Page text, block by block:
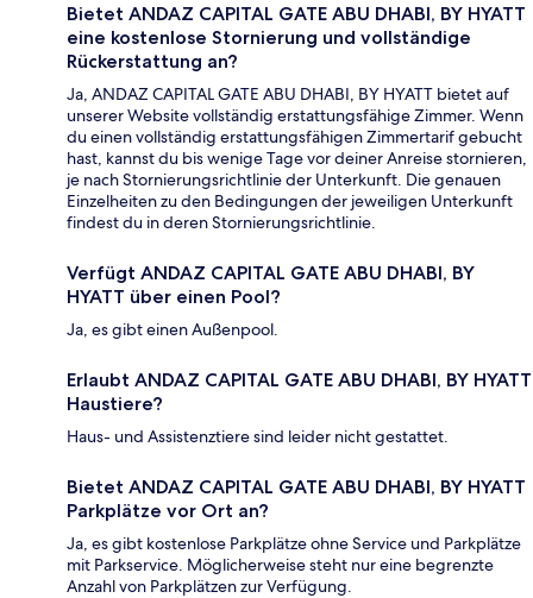
Bietet ANDAZ CAPITAL GATE ABU DHABI, BY HYATT
eine kostenlose Stornierung und vollständige
Rückerstattung an?
Ja, ANDAZ CAPITAL GATE ABU DHABI, BY HYATT bietet auf
unserer Website vollständig erstattungsfähige Zimmer. Wenn
du einen vollständig erstattungsfähigen Zimmertarif gebucht
hast, kannst du bis wenige Tage vor deiner Anreise stornieren,
je nach Stornierungsrichtlinie der Unterkunft. Die genauen
Einzelheiten zu den Bedingungen der jeweiligen Unterkunft
findest du in deren Stornierungsrichtlinie.
Verfügt ANDAZ CAPITAL GATE ABU DHABI, BY
HYATT über einen Pool?
Ja, es gibt einen Außenpool.
Erlaubt ANDAZ CAPITAL GATE ABU DHABI, BY HYATT
Haustiere?
Haus- und Assistenztiere sind leider nicht gestattet.
Bietet ANDAZ CAPITAL GATE ABU DHABI, BY HYATT
Parkplätze vor Ort an?
Ja, es gibt kostenlose Parkplätze ohne Service und Parkplätze
mit Parkservice. Möglicherweise steht nur eine begrenzte
Anzahl von Parkplätzen zur Verfügung.